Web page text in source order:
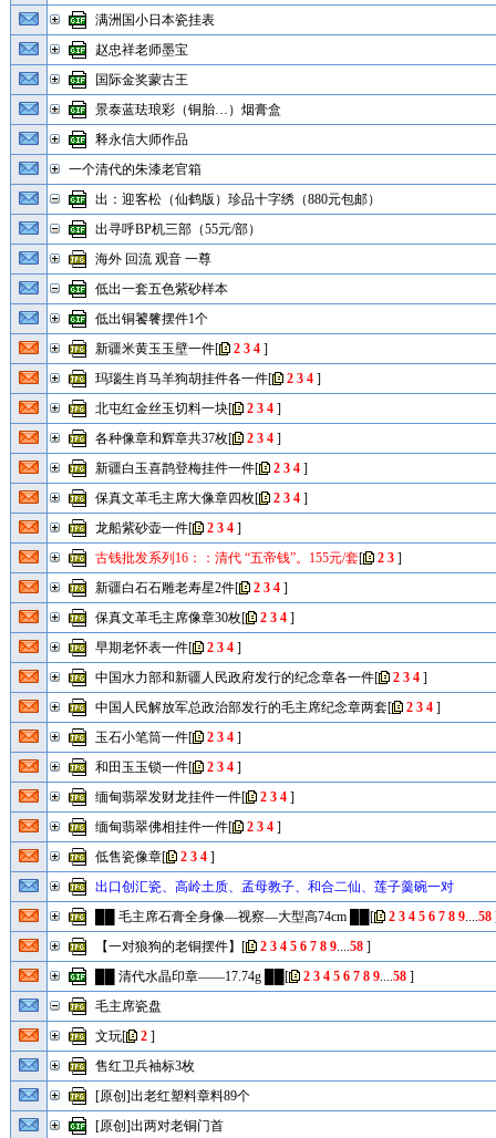
满洲国小日本瓷挂表
赵忠祥老师墨宝
国际金奖蒙古王
景泰蓝珐琅彩（铜胎…）烟膏盒
释永信大师作品
一个清代的朱漆老官箱
出：迎客松（仙鹤版）珍品十字绣（880元包邮）
出寻呼BP机三部（55元/部）
海外 回流 观音 一尊
低出一套五色紫砂样本
低出铜饕餮摆件1个
新疆米黄玉玉壁一件[ 2 3 4]
玛瑙生肖马羊狗胡挂件各一件[ 2 3 4]
北屯红金丝玉切料一块[ 2 3 4]
各种像章和辉章共37枚[ 2 3 4]
新疆白玉喜鹊登梅挂件一件[ 2 3 4]
保真文革毛主席大像章四枚[ 2 3 4]
龙船紫砂壶一件[ 2 3 4]
古钱批发系列16：：清代 “五帝钱”。155元/套[ 2 3]
新疆白石石雕老寿星2件[ 2 3 4]
保真文革毛主席像章30枚[ 2 3 4]
早期老怀表一件[ 2 3 4]
中国水力部和新疆人民政府发行的纪念章各一件[ 2 3 4]
中国人民解放军总政治部发行的毛主席纪念章两套[ 2 3 4]
玉石小笔筒一件[ 2 3 4]
和田玉玉锁一件[ 2 3 4]
缅甸翡翠发财龙挂件一件[ 2 3 4]
缅甸翡翠佛相挂件一件[ 2 3 4]
低售瓷像章[ 2 3 4]
出口创汇瓷、高岭土质、孟母教子、和合二仙、莲子羹碗一对
██ 毛主席石膏全身像—视察—大型高74cm ██ [ 2 3 4 5 6 7 8 9....58
【一对狼狗的老铜摆件】 [ 2 3 4 5 6 7 8 9....58]
██ 清代水晶印章——17.74g ██ [ 2 3 4 5 6 7 8 9....58]
毛主席瓷盘
文玩[ 2]
售红卫兵袖标3枚
[原创]出老红塑料章料89个
[原创]出两对老铜门首